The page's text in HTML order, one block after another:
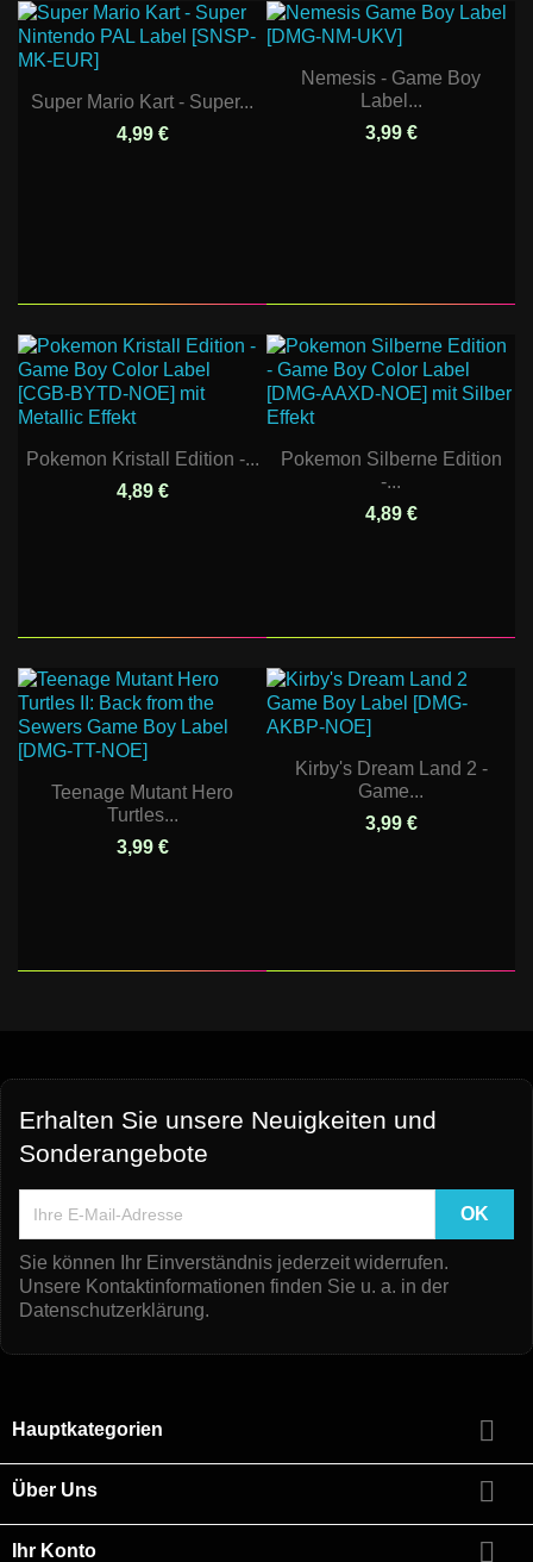
Super Mario Kart - Super...
4,99 €
Nemesis - Game Boy
Label...
3,99 €
Pokemon Kristall Edition -...
4,89 €
Pokemon Silberne Edition
-...
4,89 €
Teenage Mutant Hero
Turtles...
3,99 €
Kirby's Dream Land 2 -
Game...
3,99 €
Erhalten Sie unsere Neuigkeiten und
Sonderangebote
Sie können Ihr Einverständnis jederzeit widerrufen.
Unsere Kontaktinformationen finden Sie u. a. in der
Datenschutzerklärung.
Hauptkategorien 
Über Uns 
Ihr Konto 